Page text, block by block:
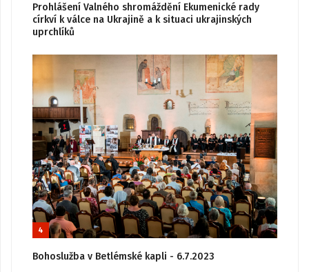
Prohlášení Valného shromáždění Ekumenické rady
církví k válce na Ukrajině a k situaci ukrajinských
uprchlíků
4
Bohoslužba v Betlémské kapli - 6.7.2023